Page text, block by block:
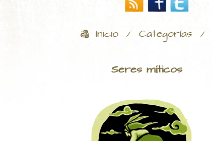
Inicio / Categorías /
Seres míticos